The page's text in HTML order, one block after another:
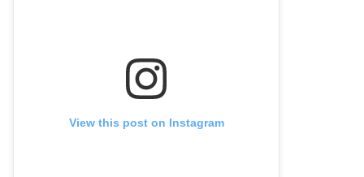
View this post on Instagram